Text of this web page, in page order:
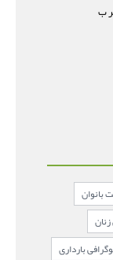
ب
بانوان
بارداری